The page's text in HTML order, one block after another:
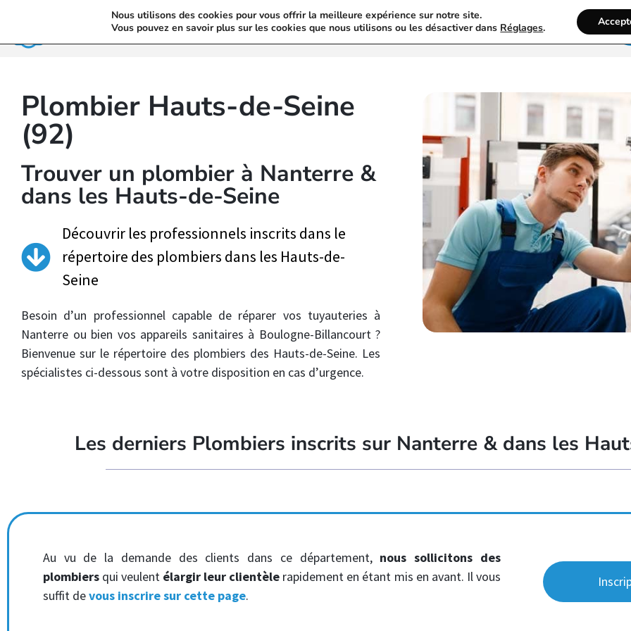
Accueil Activités Du Plombier Recherche
Plombier Hauts-de-Seine
(92)
Trouver un plombier à Nanterre &
dans les Hauts-de-Seine
Découvrir les professionnels inscrits dans le
répertoire des plombiers dans les Hauts-de-
Seine
Besoin d’un professionnel capable de réparer vos tuyauteries à
Nanterre ou bien vos appareils sanitaires à Boulogne-Billancourt ?
Bienvenue sur le répertoire des plombiers des Hauts-de-Seine. Les
spécialistes ci-dessous sont à votre disposition en cas d’urgence.
Les derniers Plombiers inscrits sur Nanterre & dans les
Au vu de la demande des clients dans ce département, nous sollicitons des
plombiers qui veulent élargir leur clientèle rapidement en étant mis en avant. Il vous
suffit devous inscrire sur cette page.
Nous utilisons des cookies pour vous offrir la meilleure expérience sur notre site.
Vous pouvez en savoir plus sur les cookies que nous utilisons ou les désactiver dans Réglages.